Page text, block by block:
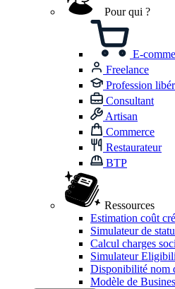
Pour qui ?
E-
Freelance
Profession
Consultant
Artisan
Commerce
Restaurateur
BTP
Ressources
Estimation coût
Simulateur de
Calcul charges
Simulateur
Disponibilité nom
Modèle de